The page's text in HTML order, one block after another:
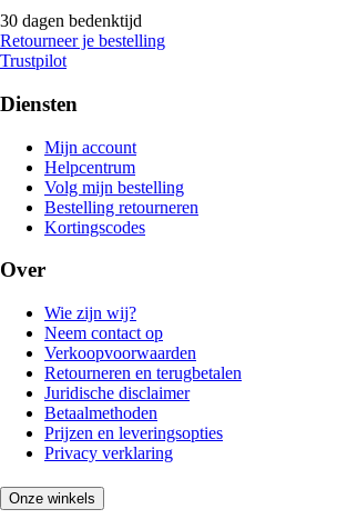
30 dagen bedenktijd
Retourneer je bestelling
Trustpilot
Diensten
Mijn account
Helpcentrum
Volg mijn bestelling
Bestelling retourneren
Kortingscodes
Over
Wie zijn wij?
Neem contact op
Verkoopvoorwaarden
Retourneren en terugbetalen
Juridische disclaimer
Betaalmethoden
Prijzen en leveringsopties
Privacy verklaring
Onze winkels